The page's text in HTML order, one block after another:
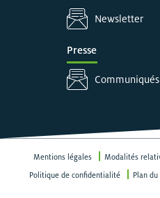
Newsletter
Presse
Mentions légales
Modalités
Politique de confidentialité
Plan